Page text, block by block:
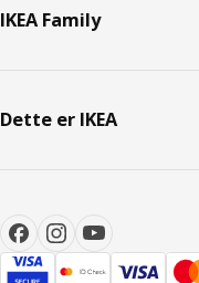
IKEA Family
Dette er IKEA